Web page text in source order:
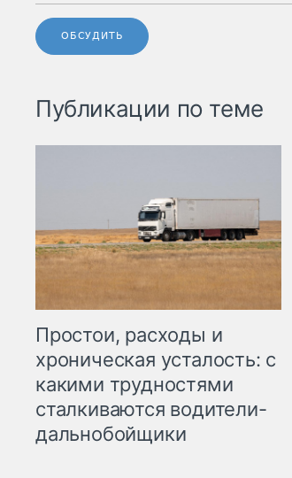
ОБСУДИТЬ
Публикации по теме
Простои, расходы и
хроническая усталость: с
какими трудностями
сталкиваются водители-
дальнобойщики